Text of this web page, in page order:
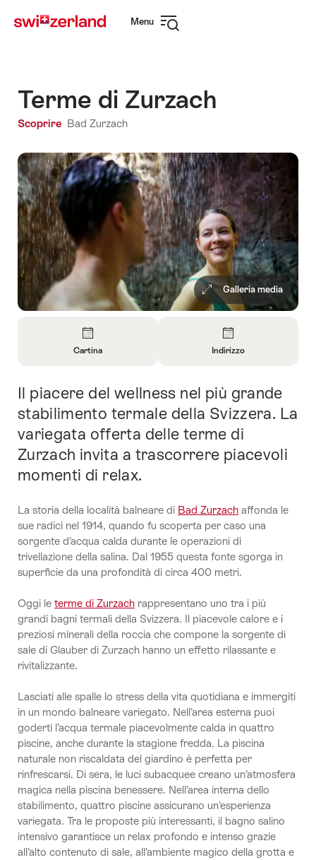
rapida
Menu
Terme di Zurzach
Scoprire Bad Zurzach
Galleria media
su
Cartina
Cartina
su
Contatto
Indirizzo
Introduzione
Il piacere del wellness nel più grande
stabilimento termale della Svizzera. La
variegata offerta delle terme di
Zurzach invita a trascorrere piacevoli
momenti di relax.
La storia della località balneare di Bad Zurzach affonda le
sue radici nel 1914, quando fu scoperta per caso una
sorgente d’acqua calda durante le operazioni di
trivellazione della salina. Dal 1955 questa fonte sgorga in
superficie da una profondità di circa 400 metri.
Oggi le terme di Zurzach rappresentano uno tra i più
grandi bagni termali della Svizzera. Il piacevole calore e i
preziosi minerali della roccia che compone la sorgente di
sale di Glauber di Zurzach hanno un effetto rilassante e
rivitalizzante.
Lasciati alle spalle lo stress della vita quotidiana e immergiti
in un mondo balneare variegato. Nell’area esterna puoi
goderti l’acqua termale piacevolmente calda in quattro
piscine, anche durante la stagione fredda. La piscina
naturale non riscaldata del giardino è perfetta per
rinfrescarsi. Di sera, le luci subacquee creano un’atmosfera
magica nella piscina benessere. Nell’area interna dello
stabilimento, quattro piscine assicurano un’esperienza
variegata. Tra le proposte più interessanti, il bagno salino
intensivo garantisce un relax profondo e intenso grazie
all’alto contenuto di sale, all’ambiente magico della grotta e